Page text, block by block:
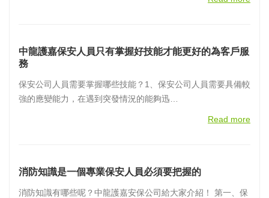
中龍護嘉保安人員只有掌握好技能才能更好的為客戶服
務
保安公司人員需要掌握哪些技能？1、保安公司人員需要具備較
強的應變能力，在遇到突發情況的能夠迅…
Read more
消防知識是一個專業保安人員必須要把握的
消防知識有哪些呢？中龍護嘉安保公司給大家介紹！ 第一、保